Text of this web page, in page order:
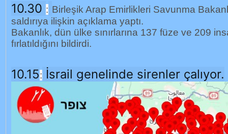
10.30 : Birleşik Arap Emirlikleri Savunma
saldırıya ilişkin açıklama yaptı.
Bakanlık, dün ülke sınırlarına 137 füze ve 209
fırlatıldığını bildirdi.
10.15: İsrail genelinde sirenler çalıyor.